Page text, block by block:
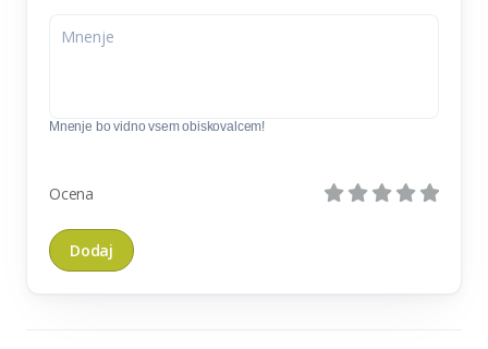
Mnenje bo vidno vsem obiskovalcem!
Ocena